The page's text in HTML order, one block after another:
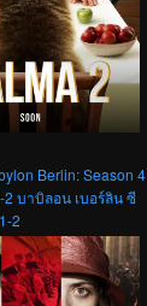
Berlin: Season 4
2 บาบิลอน เบอร์ลิน ซี
2